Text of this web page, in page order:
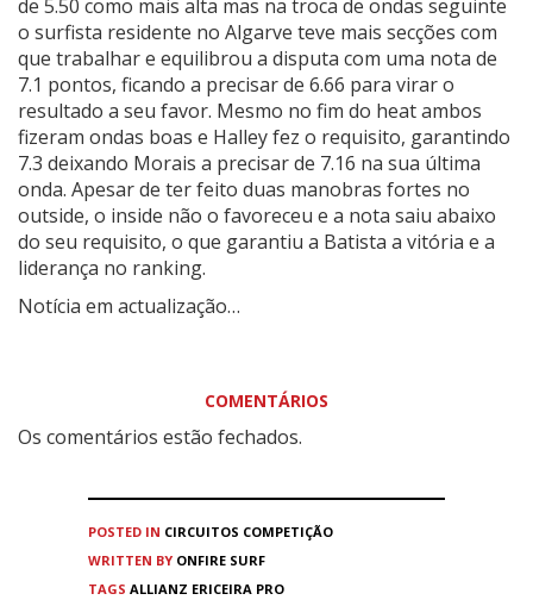
de 5.50 como mais alta mas na troca de ondas seguinte
o surfista residente no Algarve teve mais secções com
que trabalhar e equilibrou a disputa com uma nota de
7.1 pontos, ficando a precisar de 6.66 para virar o
resultado a seu favor. Mesmo no fim do heat ambos
fizeram ondas boas e Halley fez o requisito, garantindo
7.3 deixando Morais a precisar de 7.16 na sua última
onda. Apesar de ter feito duas manobras fortes no
outside, o inside não o favoreceu e a nota saiu abaixo
do seu requisito, o que garantiu a Batista a vitória e a
liderança no ranking.
Notícia em actualização…
COMENTÁRIOS
Os comentários estão fechados.
POSTED IN CIRCUITOS COMPETIÇÃO
WRITTEN BY ONFIRE SURF
TAGS ALLIANZ ERICEIRA PRO